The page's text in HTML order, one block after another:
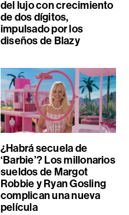
del lujo con crecimiento
de dos dígitos,
impulsado por los
diseños de Blazy
¿Habrá secuela de
‘Barbie’? Los millonarios
sueldos de Margot
Robbie y Ryan Gosling
complican una nueva
película